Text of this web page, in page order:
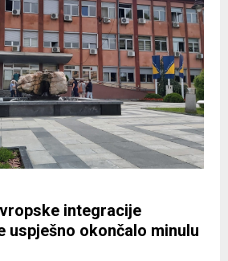
integracije
uspješno okončalo minulu